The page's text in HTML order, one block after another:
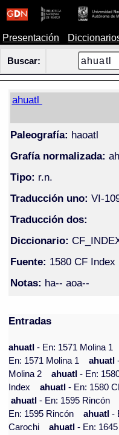
Presentación
Buscar:
ahuatl
Paleografía: haoatl
Grafía normalizada:
Tipo: r.n.
Traducción uno: VI-
Traducción dos:
Diccionario:
Fuente: 1580 CF Index
Notas: ha-- aoa--
Entradas
ahuatl- En: 1571 Molina 1
En: 1571 Molina 1
ahuatl
Molina 2
ahuatl- En:
Index
ahuatl- En: 1580
ahuatl- En: 1595 Rincón
En: 1595 Rincón
ahuatl-
Carochi
ahuatl- En: